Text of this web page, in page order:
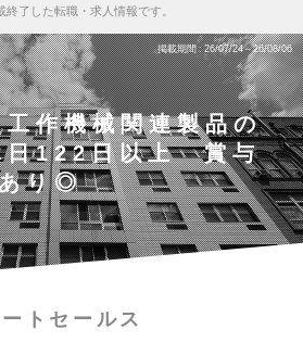
終了した転職・求人情報です。
掲載期間 26/07/24～26/08/06
作機械関連製品の
日122日以上 賞与
り◎
トセールス